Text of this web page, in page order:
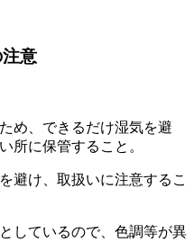
意
め、できるだけ湿気を避
所に保管すること。
避け、取扱いに注意するこ
しているので、色調等が異